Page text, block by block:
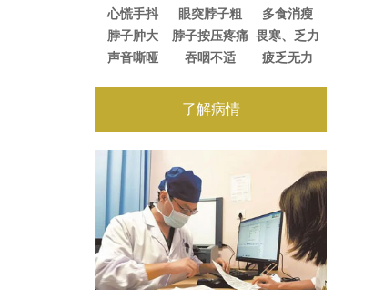
心慌手抖 眼突脖子粗
多食消瘦
脖子肿大
脖子按压疼痛 畏寒、乏力
声音嘶哑
吞咽不适 疲乏无力
了解病情